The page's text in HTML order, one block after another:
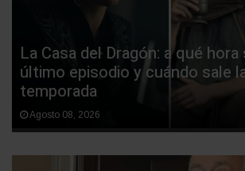
La Casa del Dragón: a qué hora
último episodio y cuándo sale
temporada
Agosto 08, 2026